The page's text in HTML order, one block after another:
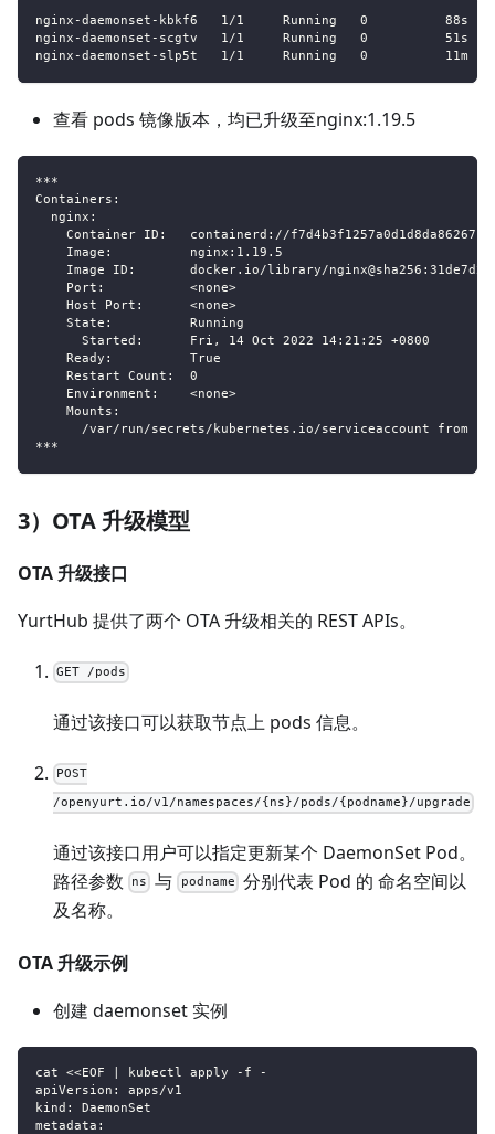
nginx-daemonset-kbkf6   1/1     Running   0          88s
nginx-daemonset-scgtv   1/1     Running   0          51s
nginx-daemonset-slp5t   1/1     Running   0          11m
查看 pods 镜像版本，均已升级至nginx:1.19.5
***
Containers:
  nginx:
Container ID:   containerd://
    Image:          nginx:1.19.5
Image ID:       docker.io/library/
    Port:           <none>
    Host Port:      <none>
    State:          Running
      Started:      Fri, 14 Oct 2022 14:21:25 +0800
    Ready:          True
    Restart Count:  0
    Environment:    <none>
    Mounts:
/var/run/secrets/kubernetes.io/serviceaccount from
***
3）OTA 升级模型
OTA 升级接口
YurtHub 提供了两个 OTA 升级相关的 REST APIs。
GET /pods
通过该接口可以获取节点上 pods 信息。
POST
/openyurt.io/v1/namespaces/{ns}/pods/{podname}/upgrade
通过该接口用户可以指定更新某个 DaemonSet Pod。
路径参数
ns 与 podname 分别代表 Pod 的 命名空间以
及名称。
OTA 升级示例
创建 daemonset 实例
cat <<EOF | kubectl apply -f -
apiVersion: apps/v1
kind: DaemonSet
metadata: